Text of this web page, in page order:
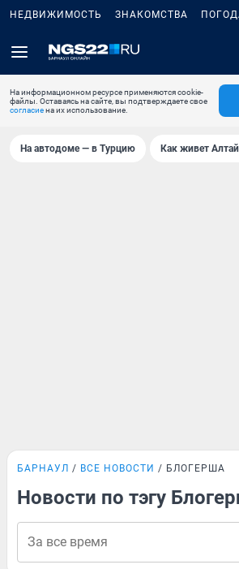
НЕДВИЖИМОСТЬ ЗНАКОМСТВА
На информационном ресурсе применяются cookie-
файлы. Оставаясь на сайте, вы подтверждаете свое
согласиена их использование.
На автодоме — в Турцию Как живет
БАРНАУЛ ВСЕ НОВОСТИ БЛОГЕРША
Новости по тэгу